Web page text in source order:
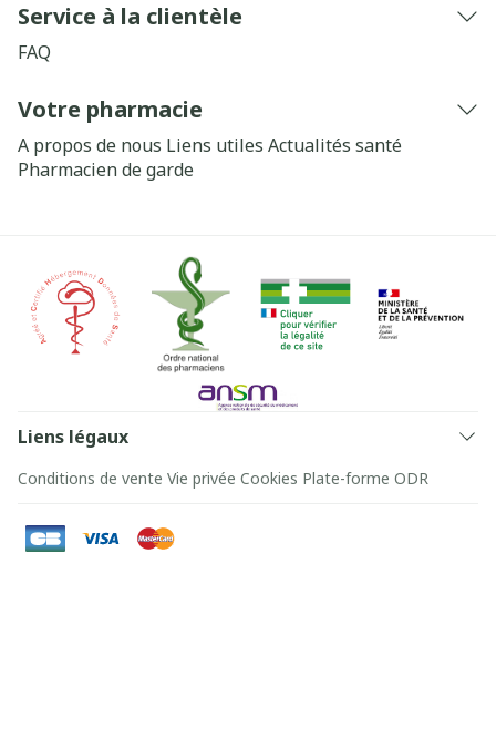
Service à la clientèle
FAQ
Votre pharmacie
A propos de nous Liens utiles Actualités santé
Pharmacien de garde
Liens légaux
Conditions de vente Vie privée Cookies Plate-forme ODR